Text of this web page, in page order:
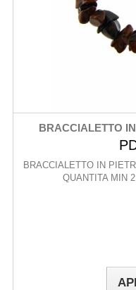
BRACCIALETTO
BRACCIALETTO IN
QUANTITA MIN